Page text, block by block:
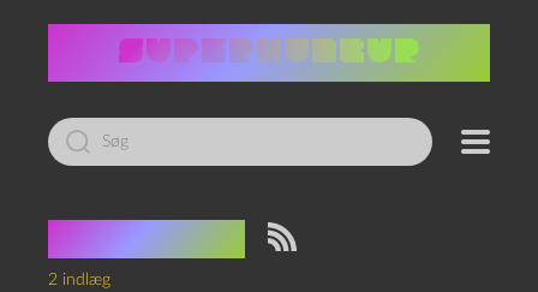
Led
efter:
Natur
2 indlæg